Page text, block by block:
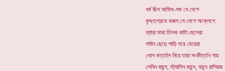
ধর্ম ছিল আফিম-সম যে দেশে
কৃষ্ণপ্রেমে মজল সে দেশে অক্লেশে
ন্যাড়া মাথা তিলক কাটা ছেলেরা
গাউন ছেড়ে শাড়ি পরে মেয়েরা
খোল কর্ত্তাল নিয়ে তারা সংকীর্ত্তন গায়
লেনিন কান্দে, স্ট্যালিন কান্দে, কান্দে রাশিয়ায়